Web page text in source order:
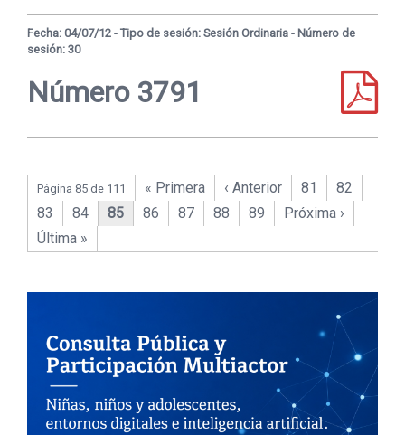
Fecha: 04/07/12 - Tipo de sesión: Sesión Ordinaria - Número de
sesión: 30
Número 3791
Página 85 de 111 « Primera ‹ Anterior 81
82
83
84 85 86 87 88 89
Próxima ›
Última »